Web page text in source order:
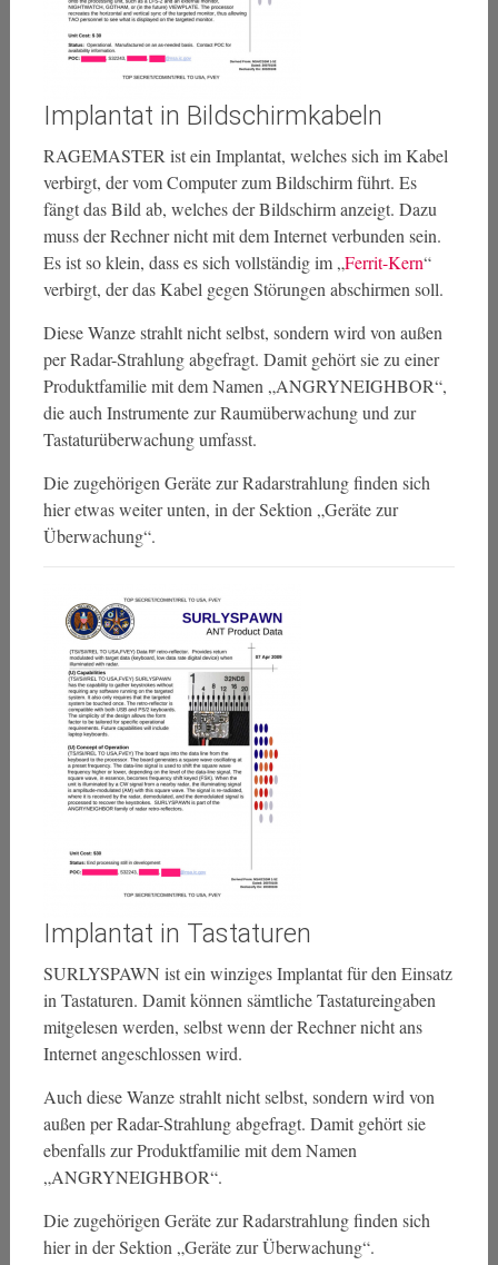
Implantat in Bildschirmkabeln
RAGEMASTER ist ein Implantat, welches sich im Kabel
verbirgt, der vom Computer zum Bildschirm führt. Es
fängt das Bild ab, welches der Bildschirm anzeigt. Dazu
muss der Rechner nicht mit dem Internet verbunden sein.
Es ist so klein, dass es sich vollständig im „Ferrit-Kern“
verbirgt, der das Kabel gegen Störungen abschirmen soll.
Diese Wanze strahlt nicht selbst, sondern wird von außen
per Radar-Strahlung abgefragt. Damit gehört sie zu einer
Produktfamilie mit dem Namen „ANGRYNEIGHBOR“,
die auch Instrumente zur Raumüberwachung und zur
Tastaturüberwachung umfasst.
Die zugehörigen Geräte zur Radarstrahlung finden sich
hier etwas weiter unten, in der Sektion „Geräte zur
Überwachung“.
Implantat in Tastaturen
SURLYSPAWN ist ein winziges Implantat für den Einsatz
in Tastaturen. Damit können sämtliche Tastatureingaben
mitgelesen werden, selbst wenn der Rechner nicht ans
Internet angeschlossen wird.
Auch diese Wanze strahlt nicht selbst, sondern wird von
außen per Radar-Strahlung abgefragt. Damit gehört sie
ebenfalls zur Produktfamilie mit dem Namen
„ANGRYNEIGHBOR“.
Die zugehörigen Geräte zur Radarstrahlung finden sich
hier in der Sektion „Geräte zur Überwachung“.